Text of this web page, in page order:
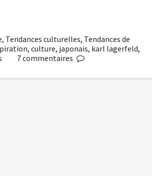
, Tendances culturelles, Tendances de
, culture, japonais, karl lagerfeld,
7commentaires